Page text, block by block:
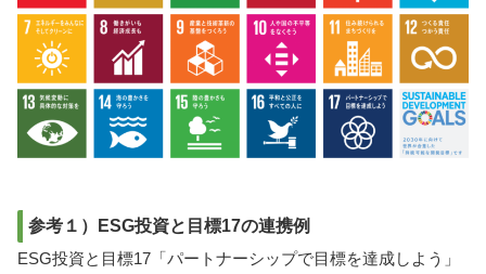
参考１）ESG投資と目標17の連携例
ESG投資と目標17「パートナーシップで目標を達成しよう」